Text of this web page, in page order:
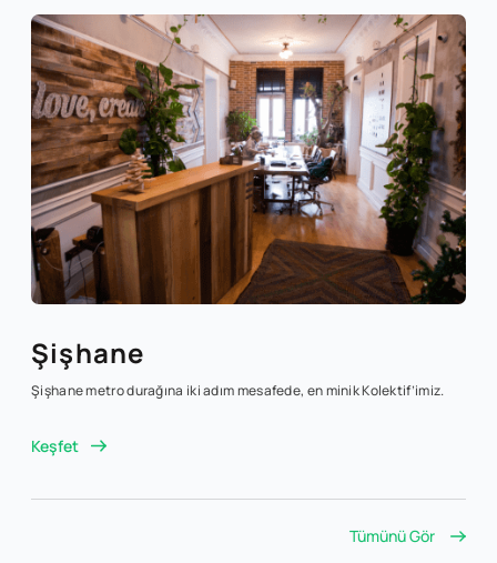
Şişhane
Şişhane metro durağına iki adım mesafede, en minik Kolektif’imiz.
Keşfet
Tümünü Gör